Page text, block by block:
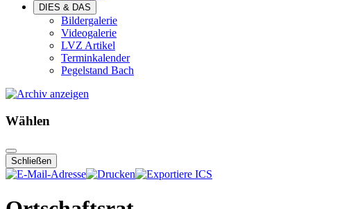
DIES & DAS
Bildergalerie
Videogalerie
LVZ Artikel
Terminkalender
Pegelstand Bach
Wählen
Schließen